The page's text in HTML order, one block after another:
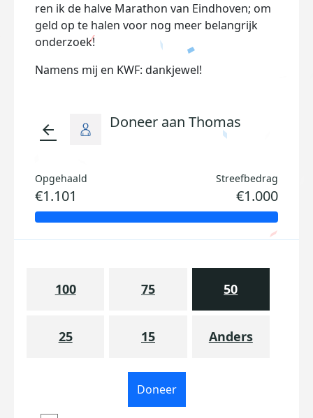
ren ik de halve Marathon van Eindhoven; om
geld op te halen voor nog meer belangrijk
onderzoek!
Namens mij en KWF: dankjewel!
arrow_back Doneer aan Thomas
Opgehaald
€1.101
Streefbedrag
€1.000
100 75 50
25 15 Anders
Doneer